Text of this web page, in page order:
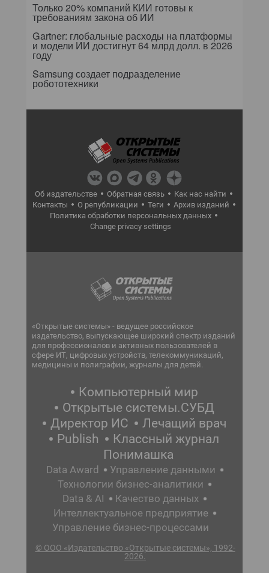
Только 20% компаний КИИ готовы к
требованиям закона об ИИ
Gartner: глобальные расходы на платформы
и модели ИИ достигнут 64 млрд долл. в 2026
году
Samsung создает подразделение
робототехники
Об издательстве Обратная связь
Как нас найти
Контакты
О републикации Теги
Архив изданий
Политика обработки персональных данных
Change privacy settings
«Открытые системы» - ведущее российское
издательство, выпускающее широкий спектр изданий
для профессионалов и активных пользователей в
сфере ИТ, цифровых устройств, телекоммуникаций,
медицины и полиграфии, журналы для детей.
Компьютерный мир
Открытые системы.СУБД
Директор ИС
Лечащий врач
Publish
Классный журнал
Понимашка
Data Award
Управление данными
Технологии бизнес-аналитики
Data & AI
Качество данных
Интеллектуальное предприятие
Управление бизнес-процессами
© ООО «Издательство «Открытые системы», 1992-
2026.